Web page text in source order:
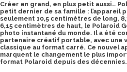
Créer en grand, en plus petit aussi…
petit dernier de sa famille : l’appareil
seulement 10,5 centimètres de long,
6,15 centimètres de haut, le Polaroid
photo instantané du monde. Il a été
partenaire créatif portable, avec une
classique au format carré. Ce nouvel
marquent le changement le plus
format Polaroid depuis des décennies.